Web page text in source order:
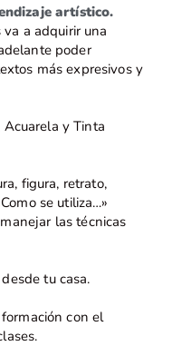
artístico.
a adquirir una
poder
más expresivos y
Acuarela y Tinta
figura, retrato,
se utiliza…»
las técnicas
tu casa.
con el